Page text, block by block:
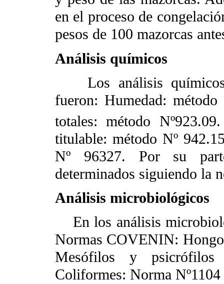
en el proceso de
pesos de 100 mazorcas
Análisis químicos
Los análisis químicos
fueron: Humedad:
totales: método
titulable: método Nº
Nº 96327. Por su
determinados siguiendo la
Análisis microbiológicos
En los análisis
Normas COVENIN:
Mesófilos y psicrófilos
Coliformes: Norma